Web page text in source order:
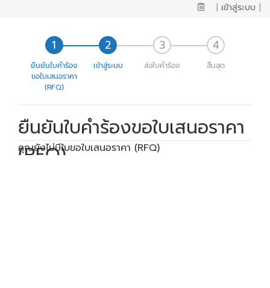
| เข้าสู่ระบบ |
ยืนยันใบคำร้อง
ขอใบเสนอราคา
(RFQ)
เข้าสู่ระบบ ส่งใบคำร้อง สิ้นสุด
ยืนยันใบคำร้องขอใบเสนอราคา
(RFQ)
คุณยังไม่มีใบขอใบเสนอราคา (RFQ)